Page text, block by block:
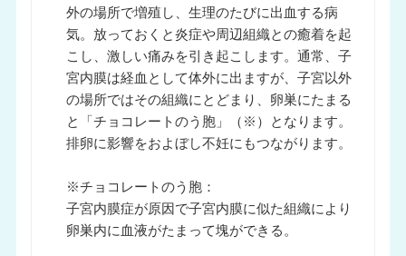
外の場所で増殖し、生理のたびに出血する病
気。放っておくと炎症や周辺組織との癒着を起
こし、激しい痛みを引き起こします。通常、子
宮内膜は経血として体外に出ますが、子宮以外
の場所ではその組織にとどまり、卵巣にたまる
と「チョコレートのう胞」（※）となります。
排卵に影響をおよぼし不妊にもつながります。
※チョコレートのう胞：
子宮内膜症が原因で子宮内膜に似た組織により
卵巣内に血液がたまって塊ができる。